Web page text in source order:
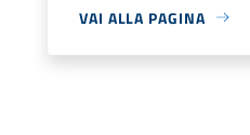
VAI ALLA PAGINA